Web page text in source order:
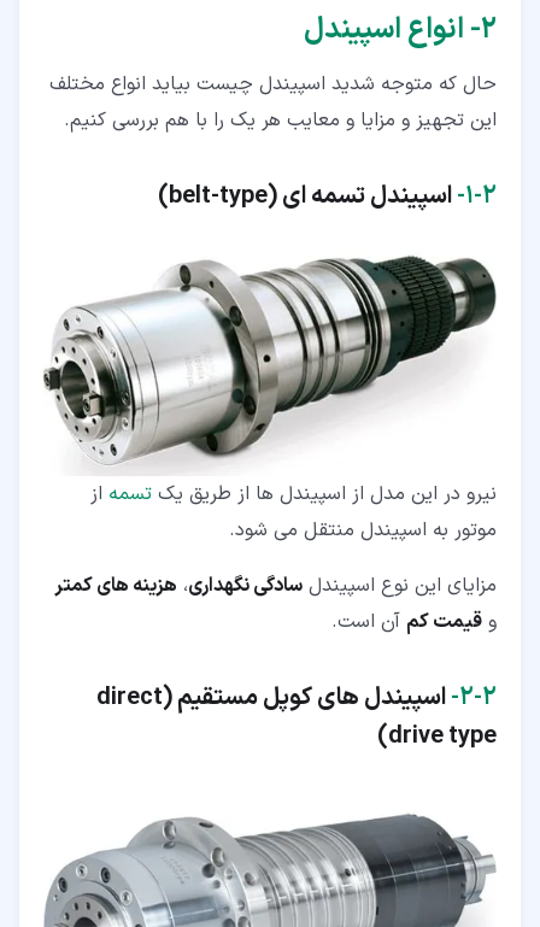
۲‏- انواع اسپیندل
حال که متوجه شدید اسپیندل چیست بیاید انواع مختلف
این تجهیز و مزایا و معایب هر یک را با هم بررسی کنیم.
۲‏-‏۱‏- اسپیندل تسمه ای (belt-type)
نیرو در این مدل از اسپیندل ها از طریق یک تسمه از
موتور به اسپیندل منتقل می شود.
مزایای این نوع اسپیندل سادگی نگهداری، هزینه های کمتر
و قیمت کم آن است.
۲‏-‏۲‏-
اسپیندل های کوپل مستقیم (direct
drive type)